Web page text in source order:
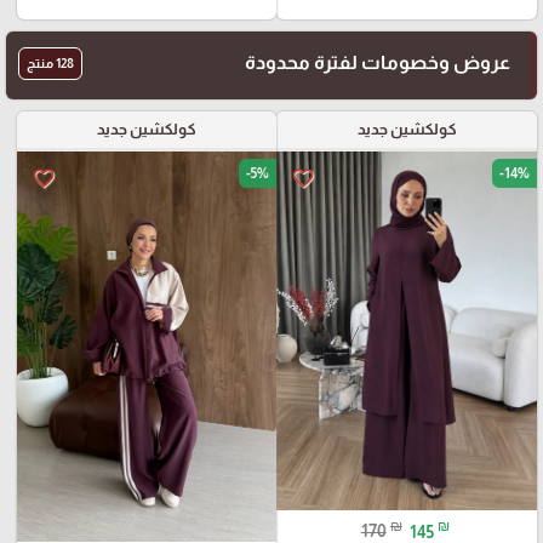
عروض وخصومات لفترة محدودة 128 منتج
كولكشين جديد
favorite_border -14%
170 ₪ 145 ₪
كولكشين جديد
favorite_border -5%